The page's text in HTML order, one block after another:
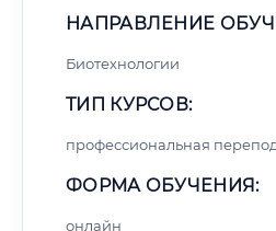
НАПРАВЛЕНИЕ
Биотехнологии
ТИП КУРСОВ:
профессиональная
ФОРМА ОБУЧЕНИЯ:
онлайн